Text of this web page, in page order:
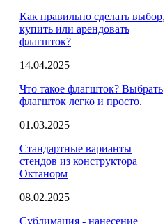
Как правильно сделать выбор,
купить или арендовать
флагшток?
14.04.2025
Что такое флагшток? Выбрать
флагшток легко и просто.
01.03.2025
Стандартные варианты
стендов из конструктора
Октанорм
08.02.2025
Сублимация - нанесение